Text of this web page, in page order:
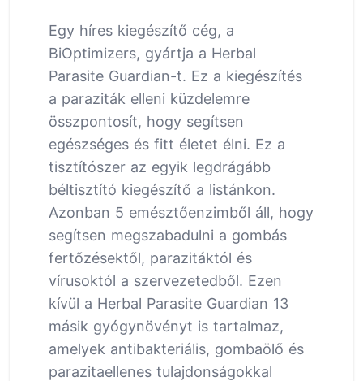
Egy híres kiegészítő cég, a
BiOptimizers, gyártja a Herbal
Parasite Guardian-t. Ez a kiegészítés
a paraziták elleni küzdelemre
összpontosít, hogy segítsen
egészséges és fitt életet élni. Ez a
tisztítószer az egyik legdrágább
béltisztító kiegészítő a listánkon.
Azonban 5 emésztőenzimből áll, hogy
segítsen megszabadulni a gombás
fertőzésektől, parazitáktól és
vírusoktól a szervezetedből. Ezen
kívül a Herbal Parasite Guardian 13
másik gyógynövényt is tartalmaz,
amelyek antibakteriális, gombaölő és
parazitaellenes tulajdonságokkal